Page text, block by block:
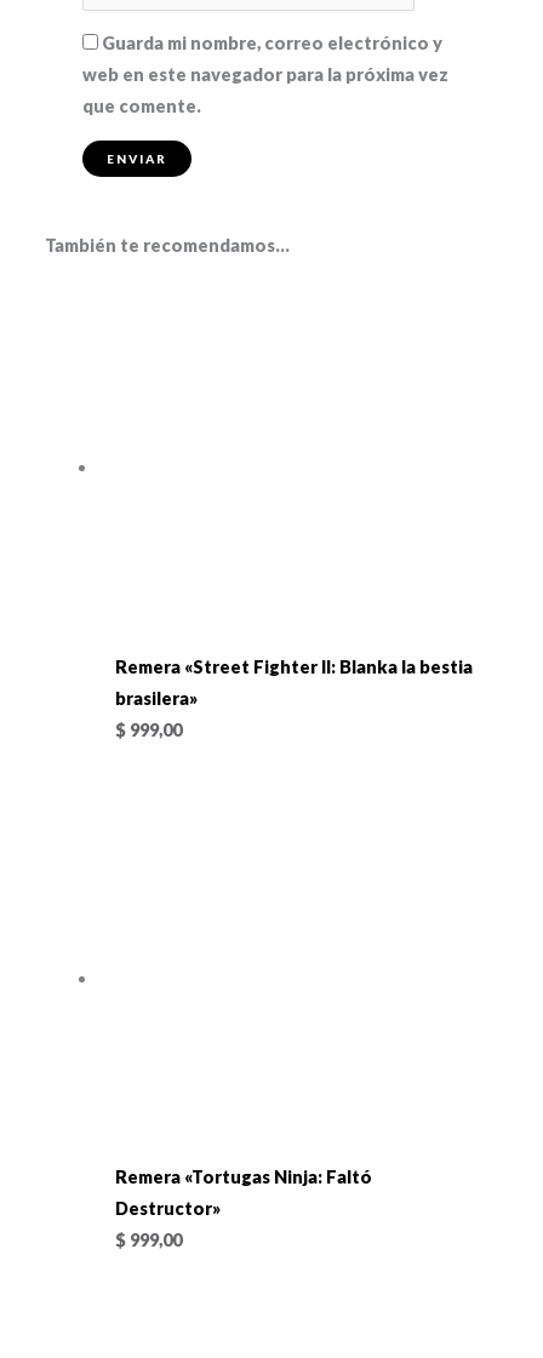
Guarda mi nombre, correo electrónico y
web en este navegador para la próxima vez
que comente.
También te recomendamos…
Remera «Street Fighter II: Blanka la bestia
brasilera»
$ 999,00
Remera «Tortugas Ninja: Faltó
Destructor»
$ 999,00